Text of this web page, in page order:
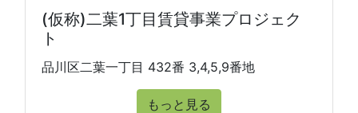
(仮称)二葉1丁目賃貸事業プロジェク
ト
品川区二葉一丁目 432番 3,4,5,9番地
もっと見る